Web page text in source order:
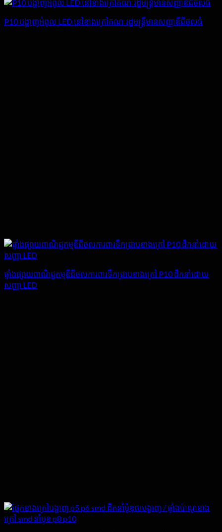
P10 បង្ហាញអំពូល LED នៅខាងក្រៅគណៈរដ្ឋមន្ត្រីមានសញ្ញាឌីជីថលធំ
ផ្ទាំងផ្សាយពាណិជ្ជកម្មឌីជីថលការពារទឹកជ្រាបខាងក្រៅ P10 ដឹកនាំដោយ
សញ្ញា LED